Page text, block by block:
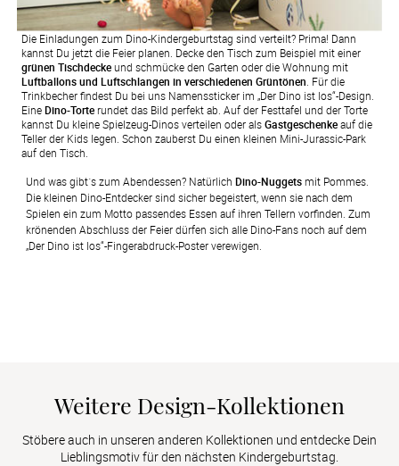
Die Einladungen zum Dino-Kindergeburtstag sind verteilt? Prima! Dann
kannst Du jetzt die Feier planen. Decke den Tisch zum Beispiel mit einer
grünen Tischdeckeund schmücke den Garten oder die Wohnung mit
Luftballons und Luftschlangen in verschiedenen Grüntönen . Für die
Trinkbecher findest Du bei uns Namenssticker im „Der Dino ist los“-Design.
EineDino-Torterundet das Bild perfekt ab. Auf der Festtafel und der Torte
kannst Du kleine Spielzeug-Dinos verteilen oder alsGastgeschenkeauf die
Teller der Kids legen. Schon zauberst Du einen kleinen Mini-Jurassic-Park
auf den Tisch.
Und was gibt´s zum Abendessen? Natürlich Dino-Nuggets mit Pommes.
Die kleinen Dino-Entdecker sind sicher begeistert, wenn sie nach dem
Spielen ein zum Motto passendes Essen auf ihren Tellern vorfinden. Zum
krönenden Abschluss der Feier dürfen sich alle Dino-Fans noch auf dem
„Der Dino ist los“-Fingerabdruck-Poster verewigen.
Weitere Design-Kollektionen
Stöbere auch in unseren anderen Kollektionen und entdecke Dein
Lieblingsmotiv für den nächsten Kindergeburtstag.